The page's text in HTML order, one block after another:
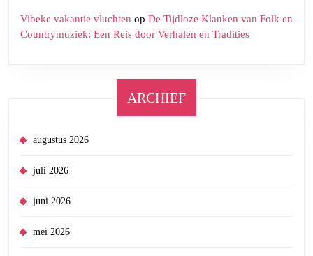
Vibeke vakantie vluchten op De Tijdloze Klanken van Folk en
Countrymuziek: Een Reis door Verhalen en Tradities
ARCHIEF
augustus 2026
juli 2026
juni 2026
mei 2026